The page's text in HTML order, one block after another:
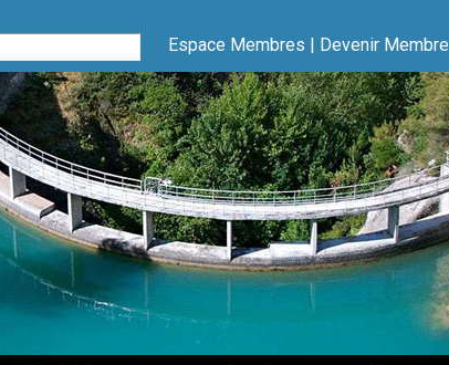
Espace Membres | Devenir Membre